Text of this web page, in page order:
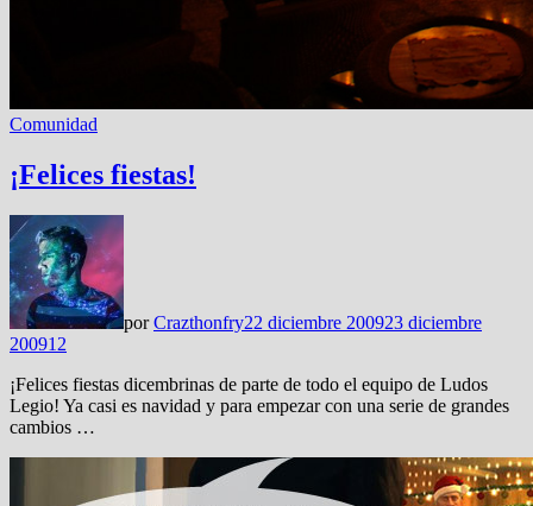
Comunidad
¡Felices fiestas!
porCrazthonfry22 diciembre 200923 diciembre
200912
¡Felices fiestas dicembrinas de parte de todo el equipo de Ludos
Legio! Ya casi es navidad y para empezar con una serie de grandes
cambios …